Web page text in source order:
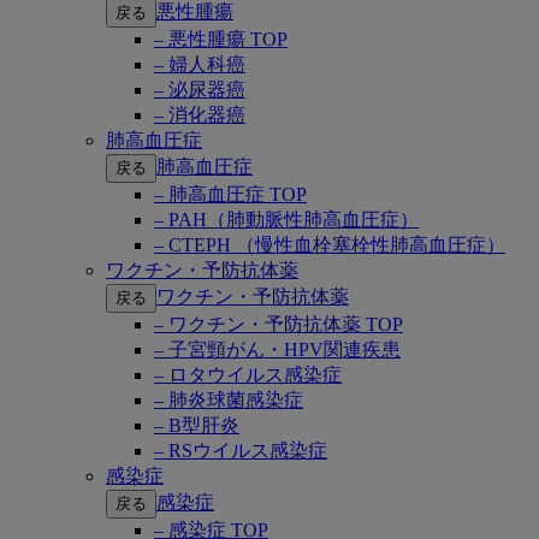
戻る
悪性腫瘍
– 悪性腫瘍 TOP
– 婦人科癌
– 泌尿器癌
– 消化器癌
肺高血圧症
戻る
肺高血圧症
– 肺高血圧症 TOP
– PAH（肺動脈性肺高血圧症）
– CTEPH （慢性血栓塞栓性肺高血圧症）
ワクチン・予防抗体薬
戻る
ワクチン・予防抗体薬
– ワクチン・予防抗体薬 TOP
– 子宮頸がん・HPV関連疾患
– ロタウイルス感染症
– 肺炎球菌感染症
– B型肝炎
– RSウイルス感染症
感染症
戻る
感染症
– 感染症 TOP